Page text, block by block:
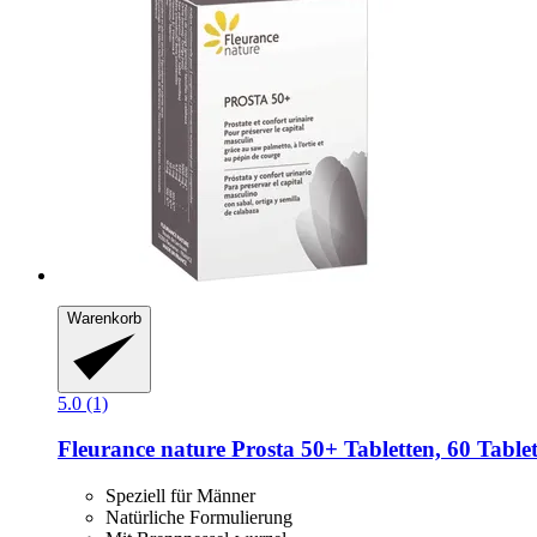
Warenkorb
5.0 (1)
Fleurance nature Prosta 50+ Tabletten, 60
Speziell für Männer
Natürliche Formulierung